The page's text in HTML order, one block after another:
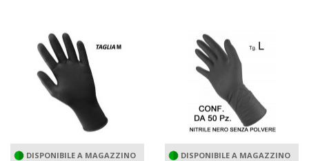
DISPONIBILE A MAGAZZINO DISPONIBILE A MAGAZZINO